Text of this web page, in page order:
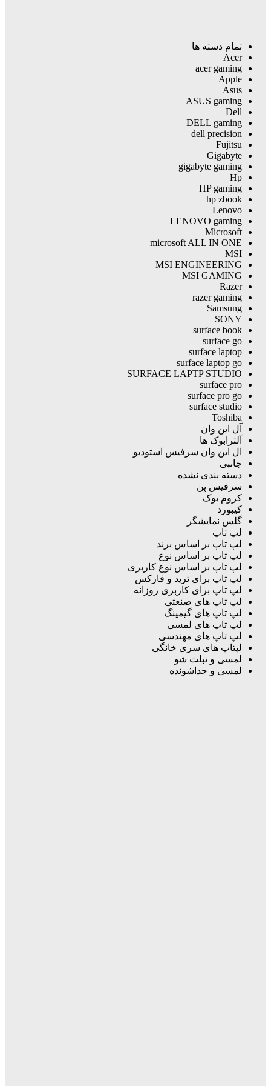
تمام دسته ها
Acer
acer gaming
Apple
Asus
ASUS gaming
Dell
DELL gaming
dell precision
Fujitsu
Gigabyte
gigabyte gaming
Hp
HP gaming
hp zbook
Lenovo
LENOVO gaming
Microsoft
microsoft ALL IN ONE
MSI
MSI ENGINEERING
MSI GAMING
Razer
razer gaming
Samsung
SONY
surface book
surface go
surface laptop
surface laptop go
SURFACE LAPTP STUDIO
surface pro
surface pro go
surface studio
Toshiba
آل این وان
آلترابوک ها
ال این وان سرفیس استودیو
جانبی
دسته بندی نشده
سرفیس پن
کروم بوک
کیبورد
گلس نمایشگر
لپ تاپ
لپ تاپ بر اساس برند
لپ تاپ بر اساس نوع
لپ تاپ بر اساس نوع کاربری
لپ تاپ برای ترید و فارکس
لپ تاپ برای کاربری روزانه
لپ تاپ های صنعتی
لپ تاپ های گیمینگ
لپ تاپ های لمسی
لپ تاپ های مهندسی
لپتاپ های سری خانگی
لمسی و تبلت شو
لمسی و جداشونده